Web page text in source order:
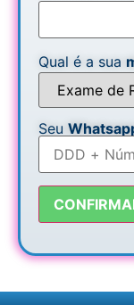
Qual é a sua
Seu